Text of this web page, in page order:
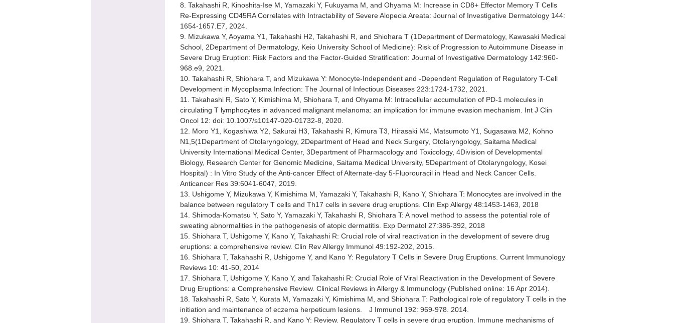
8. Takahashi R, Kinoshita-Ise M, Yamazaki Y, Fukuyama M, and Ohyama M: Increase in CD8+ Effector Memory T Cells
Re-Expressing CD45RA Correlates with Intractability of Severe Alopecia Areata: Journal of Investigative Dermatology 144:
1654-1657.E7, 2024.
9. Mizukawa Y, Aoyama Y1, Takahashi H2, Takahashi R, and Shiohara T (1Department of Dermatology, Kawasaki Medical
School, 2Department of Dermatology, Keio University School of Medicine): Risk of Progression to Autoimmune Disease in
Severe Drug Eruption: Risk Factors and the Factor-Guided Stratification: Journal of Investigative Dermatology 142:960-
968.e9, 2021.
10. Takahashi R, Shiohara T, and Mizukawa Y: Monocyte-Independent and -Dependent Regulation of Regulatory T-Cell
Development in Mycoplasma Infection: The Journal of Infectious Diseases 223:1724-1732, 2021.
11. Takahashi R, Sato Y, Kimishima M, Shiohara T, and Ohyama M: Intracellular accumulation of PD-1 molecules in
circulating T lymphocytes in advanced malignant melanoma: an implication for immune evasion mechanism. Int J Clin
Oncol 12: doi: 10.1007/s10147-020-01732-8, 2020.
12. Moro Y1, Kogashiwa Y2, Sakurai H3, Takahashi R, Kimura T3, Hirasaki M4, Matsumoto Y1, Sugasawa M2, Kohno
N1,5(1Department of Otolaryngology, 2Department of Head and Neck Surgery, Otolaryngology, Saitama Medical
University International Medical Center, 3Department of Pharmacology and Toxicology, 4Division of Developmental
Biology, Research Center for Genomic Medicine, Saitama Medical University, 5Department of Otolaryngology, Kosei
Hospital) : In Vitro Study of the Anti-cancer Effect of Alternate-day 5-Fluorouracil in Head and Neck Cancer Cells.
Anticancer Res 39:6041-6047, 2019.
13. Ushigome Y, Mizukawa Y, Kimishima M, Yamazaki Y, Takahashi R, Kano Y, Shiohara T: Monocytes are involved in the
balance between regulatory T cells and Th17 cells in severe drug eruptions. Clin Exp Allergy 48:1453-1463, 2018
14. Shimoda-Komatsu Y, Sato Y, Yamazaki Y, Takahashi R, Shiohara T: A novel method to assess the potential role of
sweating abnormalities in the pathogenesis of atopic dermatitis. Exp Dermatol 27:386-392, 2018
15. Shiohara T, Ushigome Y, Kano Y, Takahashi R: Crucial role of viral reactivation in the development of severe drug
eruptions: a comprehensive review. Clin Rev Allergy Immunol 49:192-202, 2015.
16. Shiohara T, Takahashi R, Ushigome Y, and Kano Y: Regulatory T Cells in Severe Drug Eruptions. Current Immunology
Reviews 10: 41-50, 2014
17. Shiohara T, Ushigome Y, Kano Y, and Takahashi R: Crucial Role of Viral Reactivation in the Development of Severe
Drug Eruptions: a Comprehensive Review. Clinical Reviews in Allergy & Immunology (Published online: 16 Apr 2014).
18. Takahashi R, Sato Y, Kurata M, Yamazaki Y, Kimishima M, and Shiohara T: Pathological role of regulatory T cells in the
initiation and maintenance of eczema herpeticum lesions. J Immunol 192: 969-978. 2014.
19. Shiohara T, Takahashi R, and Kano Y: Review. Regulatory T cells in severe drug eruption. Immune mechanisms of